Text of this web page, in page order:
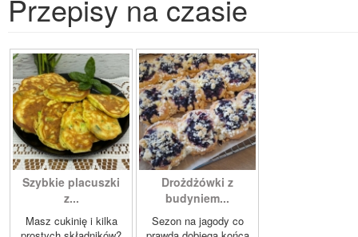
Przepisy na czasie
Szybkie placuszki
z...
Masz cukinię i kilka
Drożdżówki z
budyniem...
Sezon na jagody co